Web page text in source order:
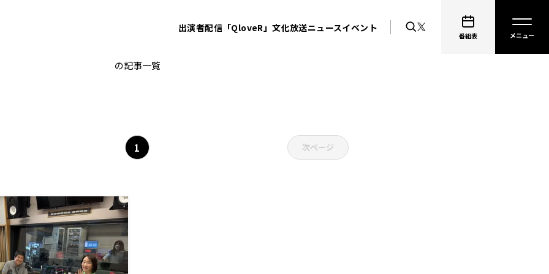
出演者配信「QloveR」文化放送ニュースイベント
番組表
ガルレイン
の記事一覧
1 次ページ